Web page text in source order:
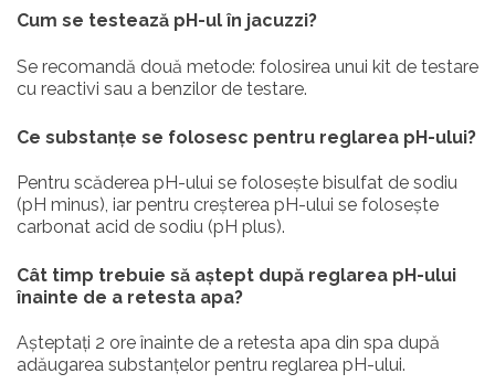
Cum se testează pH-ul în jacuzzi?
Se recomandă două metode: folosirea unui kit de testare
cu reactivi sau a benzilor de testare.
Ce substanțe se folosesc pentru reglarea pH-ului?
Pentru scăderea pH-ului se folosește bisulfat de sodiu
(pH minus), iar pentru creșterea pH-ului se folosește
carbonat acid de sodiu (pH plus).
Cât timp trebuie să aștept după reglarea pH-ului
înainte de a retesta apa?
Așteptați 2 ore înainte de a retesta apa din spa după
adăugarea substanțelor pentru reglarea pH-ului.